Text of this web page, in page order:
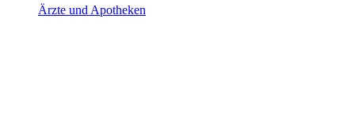
Ärzte und Apotheken